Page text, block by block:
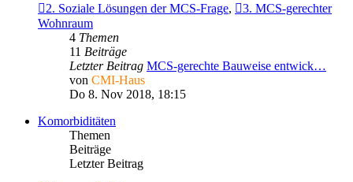
2. Soziale Lösungen der MCS-Frage,
3. MCS-gerechter
Wohnraum
4 Themen
11 Beiträge
Letzter Beitrag MCS-gerechte Bauweise entwick…
von CMI-Haus
Do 8. Nov 2018, 18:15
Komorbiditäten
Themen
Beiträge
Letzter Beitrag